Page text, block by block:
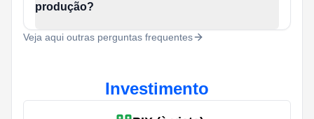
produção?
Veja aqui outras perguntas frequentes
Investimento